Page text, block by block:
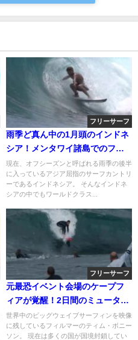
フリーサーフ
雨季ど真ん中の1月頭のインドネ
シア！メンタワイ諸島でのフリ
ーサーフ動画
現在、オフシーズンと呼ばれる雨季の後半
に入っているアジア屈指のサーフカントリ
ーであるインドネシア。 そんなインドネ
シアの中でもワールドクラス...
フリーサーフ
元最恐イベント会場のケープフ
ィアが覚醒！2日間のミュータン
トウェイブ動画
世界中のビッグウェイブサーフィンを映像
に残しているフィルマーのティム・ボニー
ソン。 現在は多くの国が国境封鎖してい